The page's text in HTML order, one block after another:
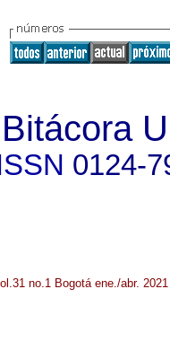
Bitácora
0124-
no.1 Bogotá ene./abr. 2021